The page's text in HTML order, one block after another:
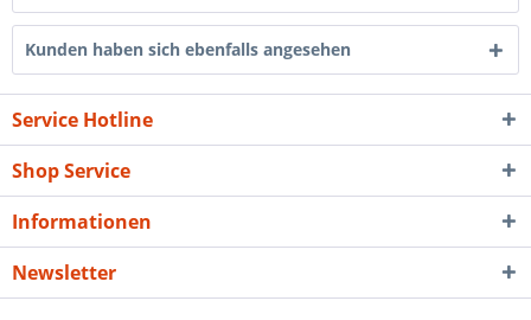
Kunden haben sich ebenfalls angesehen
Service Hotline
Shop Service
Informationen
Newsletter